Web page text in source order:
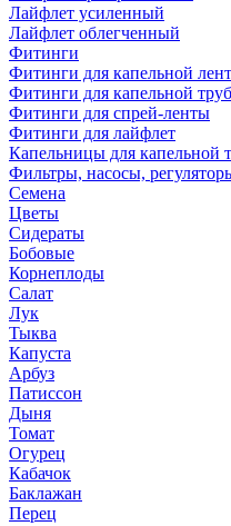
Лайфлет усиленный
Лайфлет облегченный
Фитинги
Фитинги для капельной
Фитинги для капельной
Фитинги для спрей-ленты
Фитинги для лайфлет
Капельницы для капельной
Фильтры, насосы,
Семена
Цветы
Сидераты
Бобовые
Корнеплоды
Салат
Лук
Тыква
Капуста
Арбуз
Патиссон
Дыня
Томат
Огурец
Кабачок
Баклажан
Перец